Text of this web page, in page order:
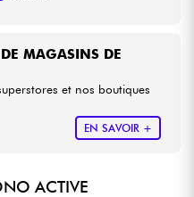
MAGASINS DE
et nos boutiques
EN SAVOIR +
ACTIVE